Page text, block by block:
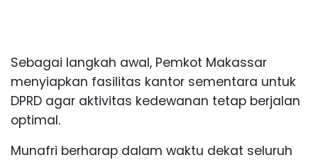
Sebagai langkah awal, Pemkot Makassar
menyiapkan fasilitas kantor sementara untuk
DPRD agar aktivitas kedewanan tetap berjalan
optimal.
Munafri berharap dalam waktu dekat seluruh